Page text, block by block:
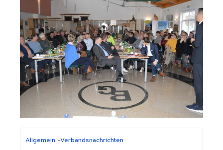
Allgemein -Verbandsnachrichten